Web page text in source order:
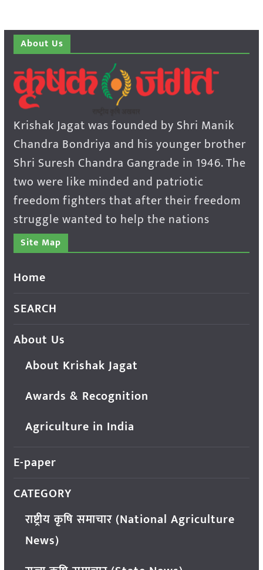
About Us
Krishak Jagat was founded by Shri Manik
Chandra Bondriya and his younger brother
Shri Suresh Chandra Gangrade in 1946. The
two were like minded and patriotic
freedom fighters that after their freedom
struggle wanted to help the nations
Site Map
Home
SEARCH
About Us
About Krishak Jagat
Awards & Recognition
Agriculture in India
E-paper
CATEGORY
राष्ट्रीय कृषि समाचार (National Agriculture
News)